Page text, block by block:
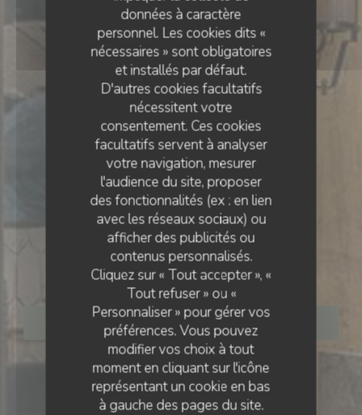
données à caractère
personnel. Les cookies dits «
nécessaires » sont obligatoires
et installés par défaut.
D'autres cookies facultatifs
nécessitent votre
consentement. Ces cookies
facultatifs servent à analyser
votre navigation, mesurer
l'audience du site, proposer
des fonctionnalités (ex : en lien
avec les réseaux sociaux) ou
afficher des publicités ou
contenus personnalisés.
Cliquez sur « Tout accepter », «
Tout refuser » ou «
Personnaliser » pour gérer vos
préférences. Vous pouvez
modifier vos choix à tout
moment en cliquant sur l'icône
représentant un cookie en bas
à gauche des pages du site.
RESTAURANT BISTRONOMIQUE
Le Bois
RÉSERVER